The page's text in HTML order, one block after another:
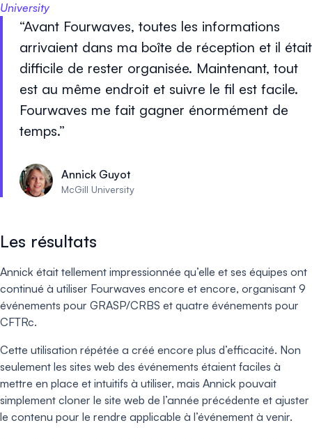
University
Avant Fourwaves, toutes les informations
arrivaient dans ma boîte de réception et il était
difficile de rester organisée. Maintenant, tout
est au même endroit et suivre le fil est facile.
Fourwaves me fait gagner énormément de
temps.
Annick Guyot
McGill University
Les résultats
Annick était tellement impressionnée qu’elle et ses équipes ont
continué à utiliser Fourwaves encore et encore, organisant 9
événements pour GRASP/CRBS et quatre événements pour
CFTRc.
Cette utilisation répétée a créé encore plus d’efficacité. Non
seulement les sites web des événements étaient faciles à
mettre en place et intuitifs à utiliser, mais Annick pouvait
simplement cloner le site web de l’année précédente et ajuster
le contenu pour le rendre applicable à l’événement à venir.